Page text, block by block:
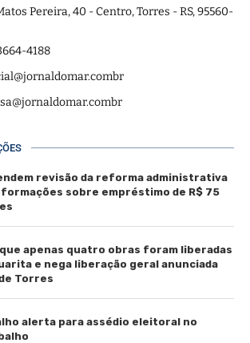
Pereira, 40 - Centro, Torres - RS, 95560-
4188
revisão da reforma administrativa
sobre empréstimo de R$ 75
que apenas quatro obras foram liberadas
e nega liberação geral anunciada
Torres
alerta para assédio eleitoral no